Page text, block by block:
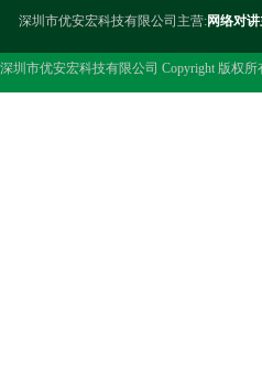
深圳市优安宏科技有限公司主营:网络对讲
深圳市优安宏科技有限公司 Copyright 版权所